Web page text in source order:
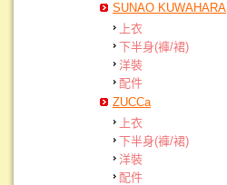
SUNAO KUWAHARA
上衣
下半身(褲/裙)
洋裝
配件
ZUCCa
上衣
下半身(褲/裙)
洋裝
配件